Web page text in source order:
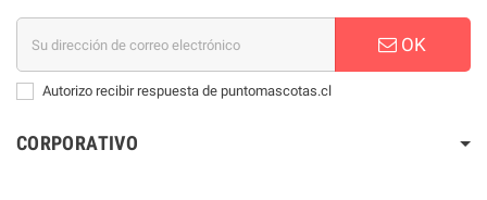
OK
Autorizo recibir respuesta de puntomascotas.cl
CORPORATIVO